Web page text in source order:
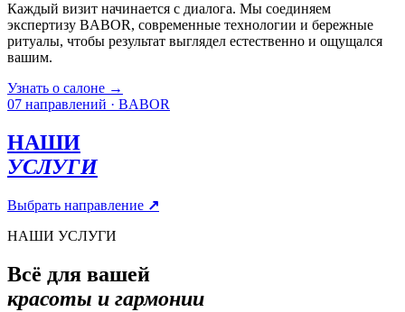
Каждый визит начинается с диалога. Мы соединяем
экспертизу BABOR, современные технологии и бережные
ритуалы, чтобы результат выглядел естественно и ощущался
вашим.
Узнать о салоне →
07 направлений · BABOR
НАШИ
УСЛУГИ
Выбрать направление ↗
НАШИ УСЛУГИ
Всё для вашей
красоты и гармонии